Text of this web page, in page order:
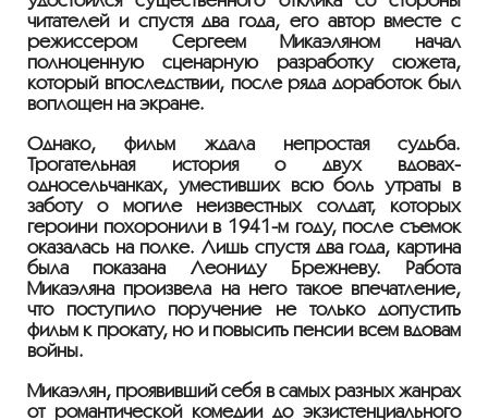
читателей и спустя два года, его автор вместе с
режиссером Сергеем Микаэляном начал
полноценную сценарную разработку сюжета,
который впоследствии, после ряда доработок был
воплощен на экране.
Однако, фильм ждала непростая судьба.
Трогательная история о двух вдовах-
односельчанках, уместивших всю боль утраты в
заботу о могиле неизвестных солдат, которых
героини похоронили в 1941-м году, после съемок
оказалась на полке. Лишь спустя два года, картина
была показана Леониду Брежневу. Работа
Микаэляна произвела на него такое впечатление,
что поступило поручение не только допустить
фильм к прокату, но и повысить пенсии всем вдовам
войны.
Микаэлян, проявивший себя в самых разных жанрах
от романтической комедии до экзистенциального